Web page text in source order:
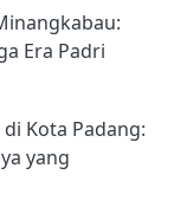
Era Padri
Kota Padang:
yang